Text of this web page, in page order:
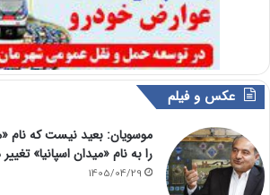
عکس و فیلم
موسویان: بعید نیست که نام
را به نام «میدان اسپانیا»
1405/04/29